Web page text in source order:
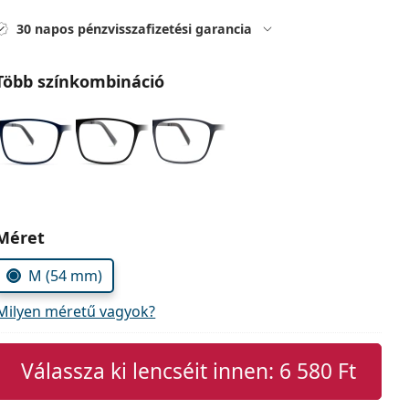
30 napos pénzvisszafizetési garancia
színkombináció
M (54 mm)
méretű vagyok?
Válassza ki lencséit innen: 6 580 Ft